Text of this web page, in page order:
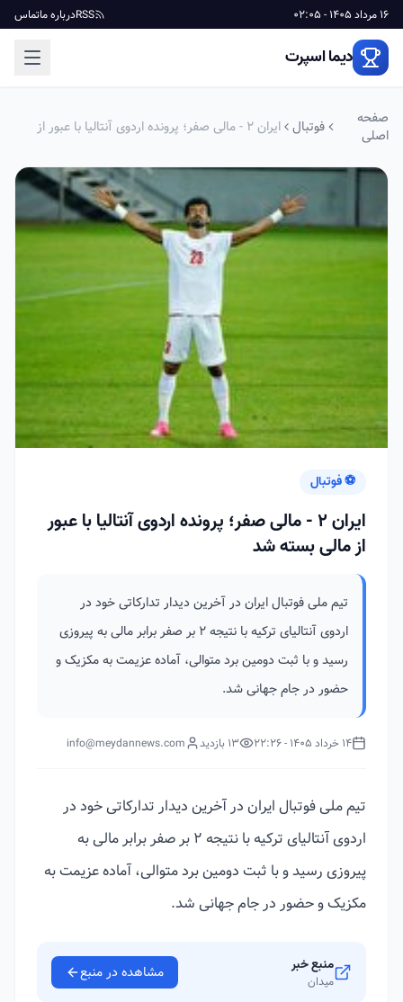
16 مرداد 1405 - 02:05 RSSدرباره ماتماس
دیما اسپرت
صفحه
اصلی
فوتبال
ایران ۲ - مالی صفر؛ پرونده اردوی آنتالیا با عبور از
⚽ فوتبال
ایران ۲ - مالی صفر؛ پرونده اردوی آنتالیا با عبور
از مالی بسته شد
تیم ملی فوتبال ایران در آخرین دیدار تدارکاتی خود در
اردوی آنتالیای ترکیه با نتیجه ۲ بر صفر برابر مالی به پیروزی
رسید و با ثبت دومین برد متوالی، آماده عزیمت به مکزیک و
حضور در جام جهانی شد.
14 خرداد 1405 - 22:26 13 بازدید info@meydannews.com
تیم ملی فوتبال ایران در آخرین دیدار تدارکاتی خود در
اردوی آنتالیای ترکیه با نتیجه ۲ بر صفر برابر مالی به
پیروزی رسید و با ثبت دومین برد متوالی، آماده عزیمت به
مکزیک و حضور در جام جهانی شد.
منبع خبر
میدان مشاهده در منبع